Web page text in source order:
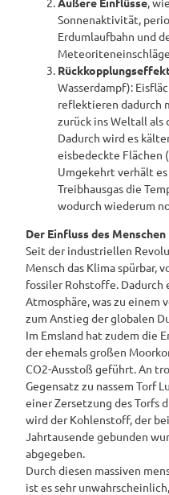
Sonnenaktivität,
Erdumlaufbahn und
Wasserdampf):
reflektieren dadurch
zurück ins Weltall als
Dadurch wird es
eisbedeckte Flächen
Umgekehrt verhält
Treibhausgas die
wodurch wiederum
Der Einfluss des Menschen
Seit der industriellen
Mensch das Klima spürbar,
fossiler Rohstoffe.
Atmosphäre, was zu einem
zum Anstieg der globalen
Im Emsland hat zudem die
der ehemals großen
CO2-Ausstoß geführt. An
Gegensatz zu nassem Torf
einer Zersetzung des Torfs
wird der Kohlenstoff, der
Jahrtausende gebunden
abgegeben.
Durch diesen massiven
ist es sehr